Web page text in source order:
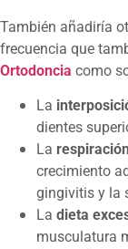
También añadiría
frecuencia que
Ortodoncia como
La
dientes
La
crecimiento
gingivitis y la
La dieta
musculatura